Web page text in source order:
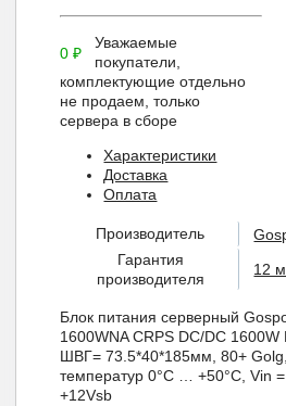
0₽
Уважаемые
покупатели,
комплектующие отдельно
не продаем, только
сервера в сборе
Характеристики
Доставка
Оплата
Производитель
Гарантия
производителя
12
Блок питания серверный
1600WNA CRPS DC/DC
ШВГ= 73.5*40*185мм, 80+
температур 0°C … +50°C, Vin
+12Vsb